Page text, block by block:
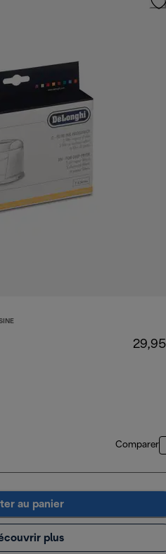
Comparer
au panier
plus